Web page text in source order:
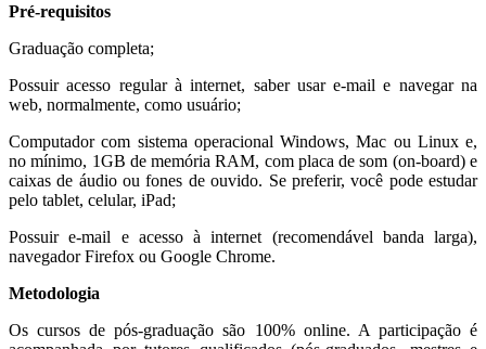
Pré-requisitos
Graduação completa;
Possuir acesso regular à internet, saber usar e-mail e navegar na
web, normalmente, como usuário;
Computador com sistema operacional Windows, Mac ou Linux e,
no mínimo, 1GB de memória RAM, com placa de som (on-board) e
caixas de áudio ou fones de ouvido. Se preferir, você pode estudar
pelo tablet, celular, iPad;
Possuir e-mail e acesso à internet (recomendável banda larga),
navegador Firefox ou Google Chrome.
Metodologia
Os cursos de pós-graduação são 100% online. A participação é